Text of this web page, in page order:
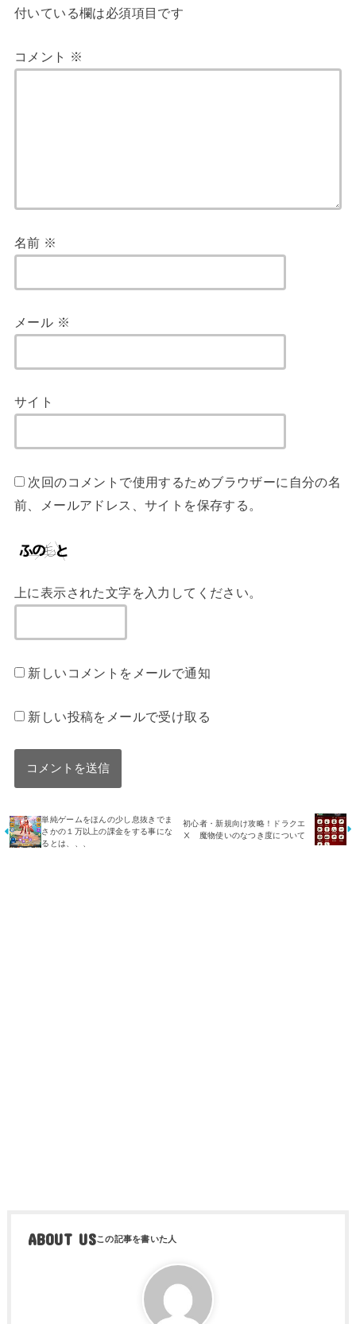
付いている欄は必須項目です
コメント ※
名前 ※
メール ※
サイト
次回のコメントで使用するためブラウザーに自分の名
前、メールアドレス、サイトを保存する。
上に表示された文字を入力してください。
新しいコメントをメールで通知
新しい投稿をメールで受け取る
単純ゲームをほんの少し息抜きでま
さかの１万以上の課金をする事にな
るとは、、、
初心者・新規向け攻略！ドラクエ
Ⅹ 魔物使いのなつき度について
ABOUT US